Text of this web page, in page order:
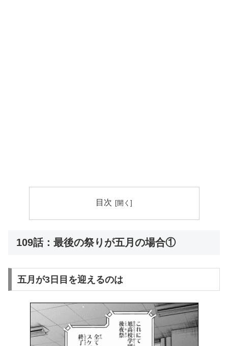
目次
109話：最後の祭りが五月の場合①
五月が3日目を迎えるのは